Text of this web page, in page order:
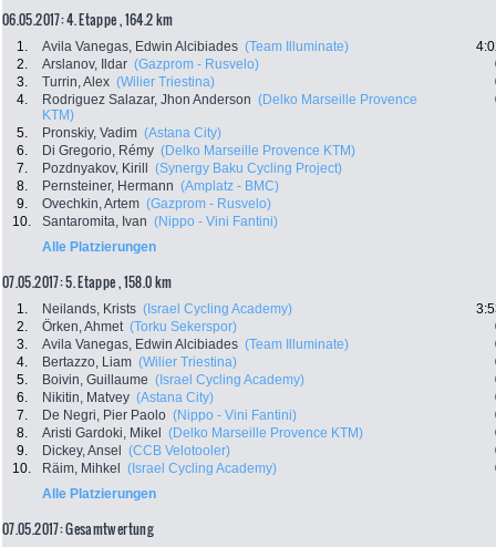
06.05.2017: 4. Etappe , 164.2 km
1. Avila Vanegas, Edwin Alcibiades (Team Illuminate)
2.
Arslanov, Ildar (Gazprom - Rusvelo)
3.
Turrin, Alex (Wilier Triestina)
4.
Rodriguez Salazar, Jhon Anderson (Delko Marseille Provence
KTM)
5. Pronskiy, Vadim (Astana City)
6.
Di Gregorio, Rémy (Delko Marseille Provence KTM)
7.
Pozdnyakov, Kirill (Synergy Baku Cycling Project)
8.
Pernsteiner, Hermann (Amplatz - BMC)
9.
Ovechkin, Artem (Gazprom - Rusvelo)
10.
Santaromita, Ivan (Nippo - Vini Fantini)
Alle Platzierungen
07.05.2017: 5. Etappe , 158.0 km
1. Neilands, Krists (Israel Cycling Academy)
2.
Örken, Ahmet (Torku Sekerspor)
3.
Avila Vanegas, Edwin Alcibiades (Team Illuminate)
4.
Bertazzo, Liam (Wilier Triestina)
5.
Boivin, Guillaume (Israel Cycling Academy)
6.
Nikitin, Matvey (Astana City)
7.
De Negri, Pier Paolo (Nippo - Vini Fantini)
8.
Aristi Gardoki, Mikel (Delko Marseille Provence KTM)
9.
Dickey, Ansel (CCB Velotooler)
10.
Räim, Mihkel (Israel Cycling Academy)
Alle Platzierungen
07.05.2017: Gesamtwertung